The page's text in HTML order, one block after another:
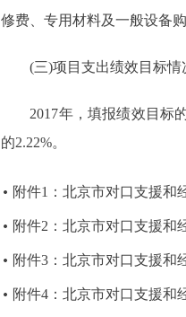
修费、专用材料及一般设备
(三)项目支出绩效目标情
2017年，填报绩效目标的
的2.22%。
附件1：北京市对口支援和
附件2：北京市对口支援和
附件3：北京市对口支援和
附件4：北京市对口支援和